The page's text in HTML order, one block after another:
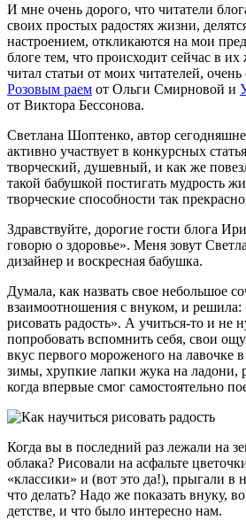
И мне очень дорого, что читатели
своих простых радостях жизни,
настроением, откликаются на мои
блоге тем, что происходит сейчас в
читал статьи от моих читателей,
Розовым раем от Ольги Смирновой и
от Виктора Бессонова.
Светлана Шоптенко, автор
активно участвует в конкурсных
творческий, душевный, и как же
такой бабушкой постигать мудрость
творческие способности так
Здравствуйте, дорогие гости блога
говорю о здоровье». Меня зовут
дизайнер и воскресная бабушка.
Думала, как назвать свое небольшое
взаимоотношения с внуком, и решила:
рисовать радость». А учиться-то и не
попробовать вспомнить себя, свои
вкус первого мороженого на лавочке
зимы, хрупкие лапки жука на ладони,
когда впервые смог самостоятельно
Когда вы в последний раз лежали на
облака? Рисовали на асфальте
«классики» и (вот это да!), прыгали в
что делать? Надо же показать внуку,
детстве, и что было интересно нам.